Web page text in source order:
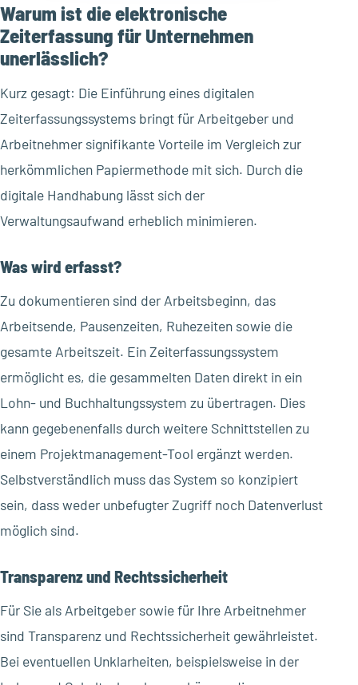
Warum ist die elektronische
Zeiterfassung für Unternehmen
unerlässlich?
Kurz gesagt: Die Einführung eines digitalen
Zeiterfassungssystems bringt für Arbeitgeber und
Arbeitnehmer signifikante Vorteile im Vergleich zur
herkömmlichen Papiermethode mit sich. Durch die
digitale Handhabung lässt sich der
Verwaltungsaufwand erheblich minimieren.
Was wird erfasst?
Zu dokumentieren sind der Arbeitsbeginn, das
Arbeitsende, Pausenzeiten, Ruhezeiten sowie die
gesamte Arbeitszeit. Ein Zeiterfassungssystem
ermöglicht es, die gesammelten Daten direkt in ein
Lohn- und Buchhaltungssystem zu übertragen. Dies
kann gegebenenfalls durch weitere Schnittstellen zu
einem Projektmanagement-Tool ergänzt werden.
Selbstverständlich muss das System so konzipiert
sein, dass weder unbefugter Zugriff noch Datenverlust
möglich sind.
Transparenz und Rechtssicherheit
Für Sie als Arbeitgeber sowie für Ihre Arbeitnehmer
sind Transparenz und Rechtssicherheit gewährleistet.
Bei eventuellen Unklarheiten, beispielsweise in der